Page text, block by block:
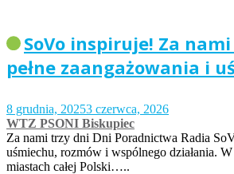
SoVo inspiruje! Za
pełne zaangażowania i
8 grudnia, 20253 czerwca, 2026
WTZ PSONI Biskupiec
Za nami trzy dni Dni Poradnictwa Radia
uśmiechu, rozmów i wspólnego działania.
miastach całej Polski…..